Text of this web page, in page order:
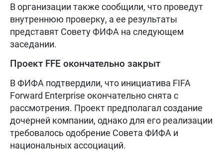
В организации также сообщили, что проведут
внутреннюю проверку, а ее результаты
представят Совету ФИФА на следующем
заседании.
Проект FFE окончательно закрыт
В ФИФА подтвердили, что инициатива FIFA
Forward Enterprise окончательно снята с
рассмотрения. Проект предполагал создание
дочерней компании, однако для его реализации
требовалось одобрение Совета ФИФА и
национальных ассоциаций.